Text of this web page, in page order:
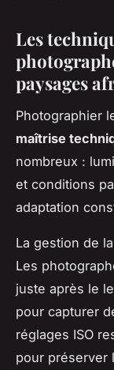
Les
paysages
Photographier
maîtrise
nombreux :
et conditions
adaptation
La gestion de
Les
juste après le
pour capturer
réglages ISO
pour préserver